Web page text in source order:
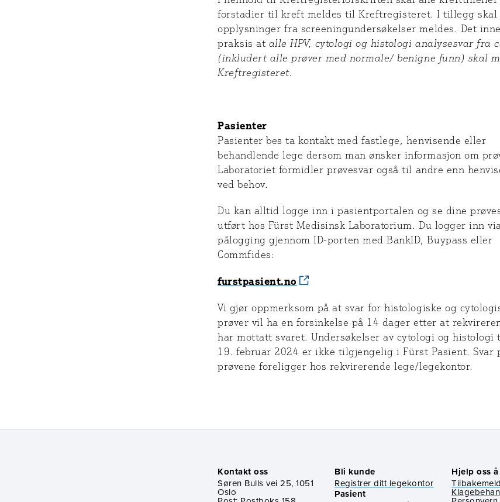
forstadier til kreft meldes til Kreftregisteret. I tillegg skal
opplysninger fra screeningundersøkelser meldes. Det
praksis at alle HPV, cytologi og histologi analysesvar fra
(inkludert alle prøver med normale/ benigne funn) skal
Kreftregisteret.
Pasienter
Pasienter bes ta kontakt med fastlege, henvisende eller
behandlende lege dersom man ønsker informasjon om
Laboratoriet formidler prøvesvar også til andre enn
ved behov.
Du kan alltid logge inn i pasientportalen og se dine
utført hos Fürst Medisinsk Laboratorium. Du logger inn
pålogging gjennom ID-porten med BankID, Buypass eller
Commfides:
furstpasient.no
Vi gjør oppmerksom på at svar for histologiske og
prøver vil ha en forsinkelse på 14 dager etter at
har mottatt svaret. Undersøkelser av cytologi og histologi
19. februar 2024 er ikke tilgjengelig i Fürst Pasient. Svar
prøvene foreligger hos rekvirerende lege/legekontor.
Kontakt oss
Søren Bulls vei 25, 1051
Oslo
Bli kunde
Registrer ditt legekontor
Pasient
Hjelp oss